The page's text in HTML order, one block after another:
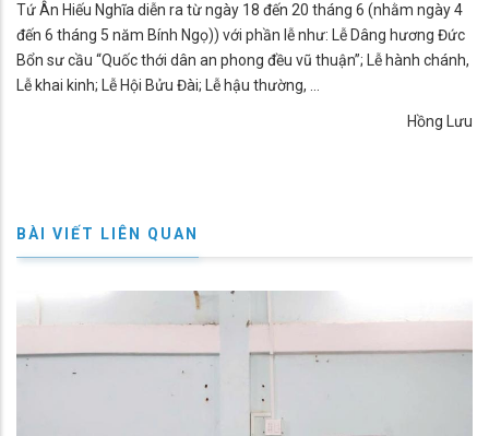
Tứ Ân Hiếu Nghĩa diễn ra từ ngày 18 đến 20 tháng 6 (nhằm ngày 4
đến 6 tháng 5 năm Bính Ngọ)) với phần lễ như: Lễ Dâng hương Đức
Bổn sư cầu “Quốc thới dân an phong đều vũ thuận”; Lễ hành chánh,
Lễ khai kinh; Lễ Hội Bửu Đài; Lễ hậu thường, …
Hồng Lưu
BÀI VIẾT LIÊN QUAN